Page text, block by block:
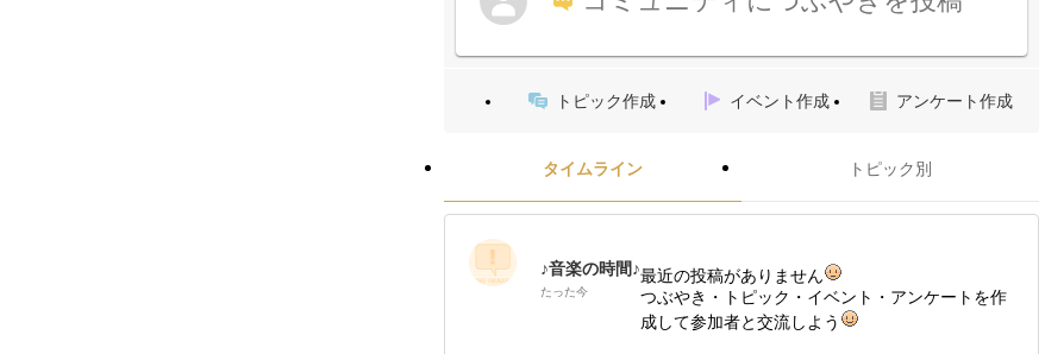
トピック作成 イベント作成 アンケート作成
タイムライン トピック別
♪音楽の時間♪
たった今
最近の投稿がありません
つぶやき・トピック・イベント・アンケートを作
成して参加者と交流しよう